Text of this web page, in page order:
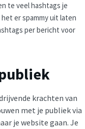
te veel hashtags je
er spammy uit laten
per bericht voor
krachten van
met je publiek via
je website gaan. Je